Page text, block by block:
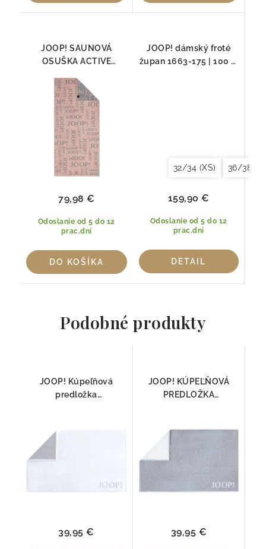
JOOP! SAUNOVÁ
OSUŠKA ACTIVE
cm
Odoslanie od 5 do 12
prac.dní
79,98 €
DO KOŠÍKA
JOOP! dámský froté
župan 1663-175 | 100 %
32/34 (XS) 36/38 (S)
Odoslanie od 5 do 12
prac.dní
159,90 €
DETAIL
Podobné produkty
JOOP! Kúpeľňová
predložka
100% Bavlna
39,95 €
JOOP! KÚPEĽŇOVÁ
PREDLOŽKA
100% Bavlna
39,95 €